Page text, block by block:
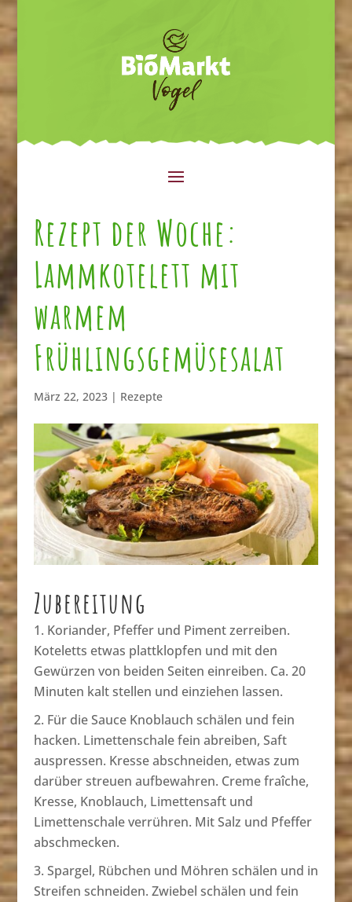
Rezept der Woche:
Lammkotelett mit
warmem
Frühlingsgemüsesalat
März 22, 2023| Rezepte
Zubereitung
Koriander, Pfeffer und Piment zerreiben.
Koteletts etwas plattklopfen und mit den
Gewürzen von beiden Seiten einreiben. Ca. 20
Minuten kalt stellen und einziehen lassen.
Für die Sauce Knoblauch schälen und fein
hacken. Limettenschale fein abreiben, Saft
auspressen. Kresse abschneiden, etwas zum
darüber streuen aufbewahren. Creme fraîche,
Kresse, Knoblauch, Limettensaft und
Limettenschale verrühren. Mit Salz und Pfeffer
abschmecken.
Spargel, Rübchen und Möhren schälen und in
Streifen schneiden. Zwiebel schälen und fein